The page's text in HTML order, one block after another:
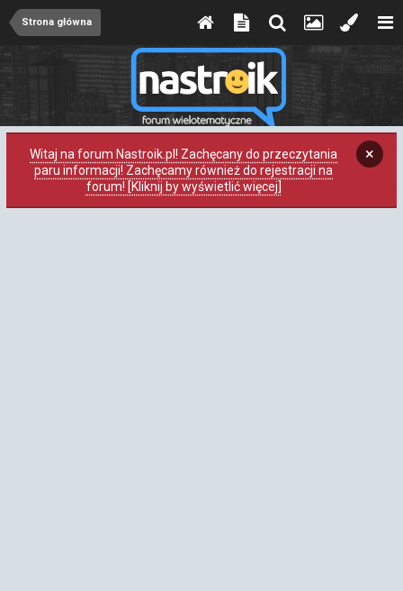
Strona główna
Witaj na forum Nastroik.pl! Zachęcany do przeczytania
paru informacji! Zachęcamy również do rejestracji na
forum! [Kliknij by wyświetlić więcej]
×